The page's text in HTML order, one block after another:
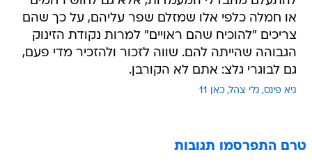
או חמלה כלפי אלו שמזלם שפר עליהם, על כך שהם
צריכים "להוכיח שהם ראויים" למרות נקודת הזינוק
הגבוהה שהייתה להם. שווה לזכור ולהזכיר מדי פעם,
גם לבוגרי גלצ: אתם לא הקורבן.
גיא פינס גלי צהל כאן 11
טרם התפרסמו תגובות